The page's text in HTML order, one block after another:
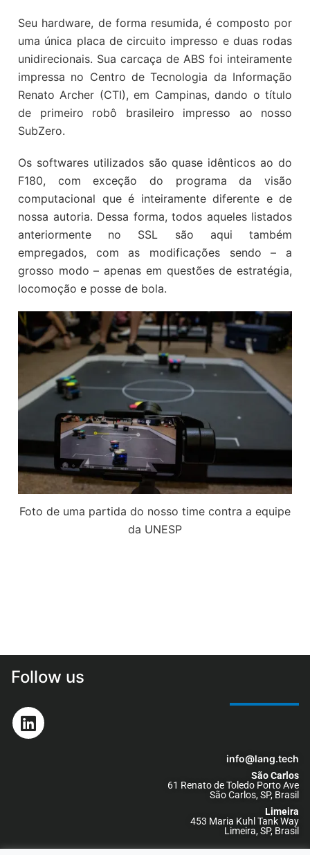
Seu hardware, de forma resumida, é composto por
uma única placa de circuito impresso e duas rodas
unidirecionais. Sua carcaça de ABS foi inteiramente
impressa no Centro de Tecnologia da Informação
Renato Archer (CTI), em Campinas, dando o título
de primeiro robô brasileiro impresso ao nosso
SubZero.
Os softwares utilizados são quase idênticos ao do
F180, com exceção do programa da visão
computacional que é inteiramente diferente e de
nossa autoria. Dessa forma, todos aqueles listados
anteriormente no SSL são aqui também
empregados, com as modificações sendo – a
grosso modo – apenas em questões de estratégia,
locomoção e posse de bola.
Foto de uma partida do nosso time contra a equipe
da UNESP
Follow us
info@lang.tech
São Carlos
61 Renato de Toledo Porto Ave
São Carlos, SP, Brasil
Limeira
453 Maria Kuhl Tank Way
Limeira, SP, Brasil